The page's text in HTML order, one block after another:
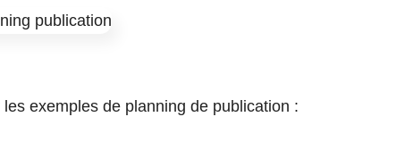
exemples de planning de publication :